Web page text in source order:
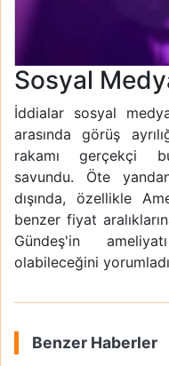
Sosyal
İddialar sosyal
arasında görüş
rakamı gerçekçi
savundu. Öte
dışında, özellikle
benzer fiyat
Gündeş'in
olabileceğini
Benzer Haberler